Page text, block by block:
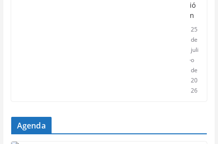
ió
n
25
de
juli
o
de
20
26
Agenda